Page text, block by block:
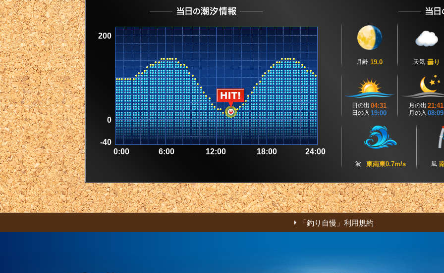
200
0
-40
0:00
6:00 12:00 18:00 24:00
月齢 19.0 天気 曇り
日の出 04:31
日の入 19:00
月の出 21:41
月の入 08:09
波 東南東0.7m/s 風
「釣り自慢」利用規約